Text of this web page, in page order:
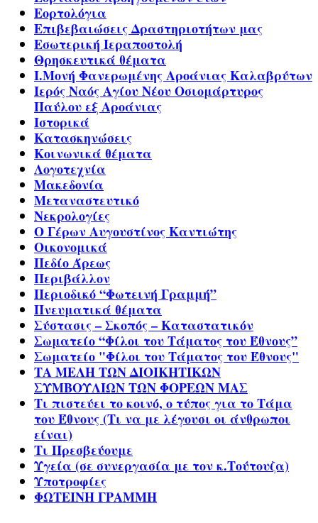
Εορτολόγια
Επιβεβαιώσεις Δραστηριοτήτων μας
Εσωτερική Ιεραποστολή
Θρησκευτικά θέματα
Ι.Μονή Φανερωμένης Αροάνιας Καλαβρύτων
Ιερός Ναός Αγίου Νέου Οσιομάρτυρος
Παύλου εξ Αροάνιας
Ιστορικά
Κατασκηνώσεις
Κοινωνικά θέματα
Λογοτεχνία
Μακεδονία
Μεταναστευτικό
Νεκρολογίες
Ο Γέρων Αυγουστίνος Καντιώτης
Οικονομικά
Πεδίο Άρεως
Περιβάλλον
Περιοδικό “Φωτεινή Γραμμή”
Πνευματικά θέματα
Σύστασις – Σκοπός – Καταστατικόν
Σωματείο “Φίλοι του Τάματος του Έθνους”
Σωματείο "Φίλοι του Τάματος του Έθνους"
ΤΑ ΜΕΛΗ ΤΩΝ ΔΙΟΙΚΗΤΙΚΩΝ
ΣΥΜΒΟΥΛΙΩΝ ΤΩΝ ΦΟΡΕΩΝ ΜΑΣ
Τι πιστεύει το κοινό, ο τύπος για το Τάμα
του Έθνους (Τι να με λέγουσι οι άνθρωποι
είναι)
Τι Πρεσβεύουμε
Υγεία (σε συνεργασία με τον κ.Τούτουζα)
Υποτροφίες
ΦΩΤΕΙΝΗ ΓΡΑΜΜΗ